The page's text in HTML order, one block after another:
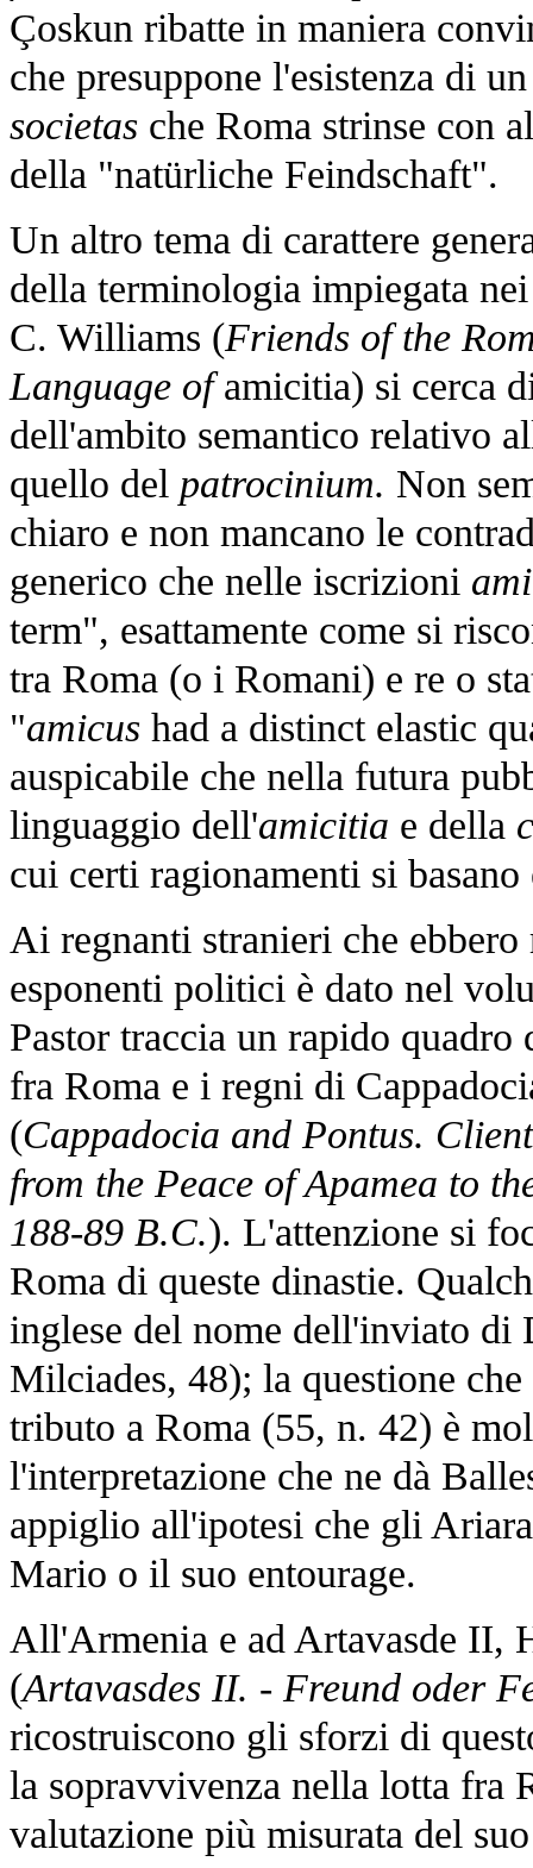
Çoskun ribatte in maniera
che presuppone l'esistenza di
societas che Roma strinse con
della "natürliche Feindschaft".
Un altro tema di carattere
della terminologia impiegata
C. Williams (Friends of the
Language ofamicitia) si cerca
dell'ambito semantico relativo
quello del patrocinium. Non
chiaro e non mancano le
generico che nelle iscrizioni
term", esattamente come si
tra Roma (o i Romani) e re o
"amicus had a distinct elastic
auspicabile che nella futura
linguaggio dell'amicitia e della
cui certi ragionamenti si
Ai regnanti stranieri che
esponenti politici è dato nel
Pastor traccia un rapido
fra Roma e i regni di
(Cappadocia and Pontus.
from the Peace of Apamea to
188-89 B.C.). L'attenzione si
Roma di queste dinastie.
inglese del nome dell'inviato
Milciades, 48); la questione
tributo a Roma (55, n. 42) è
l'interpretazione che ne dà
appiglio all'ipotesi che gli
Mario o il suo entourage.
All'Armenia e ad Artavasde II,
(Artavasdes II. - Freund oder
ricostruiscono gli sforzi di
la sopravvivenza nella lotta fra
valutazione più misurata del